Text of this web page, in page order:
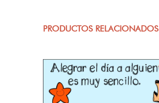
PRODUCTOS RELACIONADOS